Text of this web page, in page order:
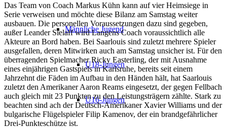
Männliche Jugend
U18-Jungen
U16-Jungen
Das Team von Coach Markus Kühn kann auf vier Heimsiege in
Serie verweisen und möchte diese Bilanz am Samstag weiter
ausbauen. Die personellen Voraussetzungen dazu sind gegeben,
außer Leander Sielaff wird Langens Coach voraussichtlich alle
Akteure an Bord haben. Bei Saarlouis sind zuletzt mehrere Spieler
ausgefallen, deren Mitwirken auch am Samstag unsicher ist. Für den
überragenden Spielmacher Ricky Easterling, der mit Ausnahme
eines einjährigen Gastspiels in Karlsruhe, bereits seit einem
Jahrzehnt die Fäden im Aufbau in den Händen hält, hat Saarlouis
zuletzt den Amerikaner Aaron Reams eingesetzt, der gegen Fellbach
auch gleich mit 23 Punkten zu den Leistungsträgern zählte. Stark zu
beachten sind ach der Deutsch-Amerikaner Xavier Williams und der
bulgarische Flügelspieler Filip Kamenov, der ein brandgefährlicher
Drei-Punkteschütze ist.